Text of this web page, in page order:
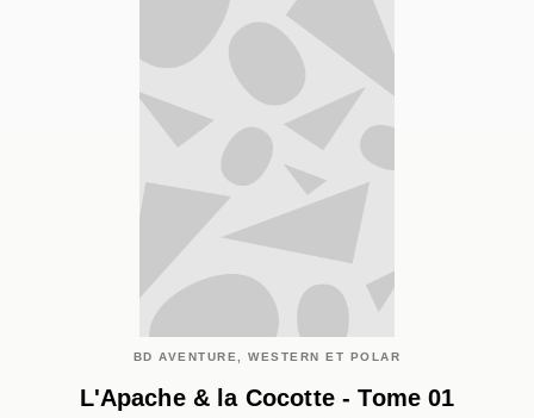
BD AVENTURE, WESTERN ET POLAR
L'Apache & la Cocotte - Tome 01